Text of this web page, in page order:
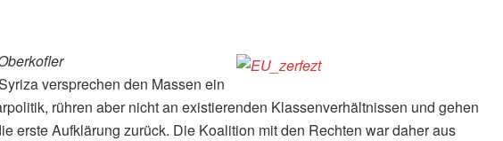
versprechen den Massen ein
rühren aber nicht an existierenden Klassenverhältnissen und gehen
erste Aufklärung zurück. Die Koalition mit den Rechten war daher aus